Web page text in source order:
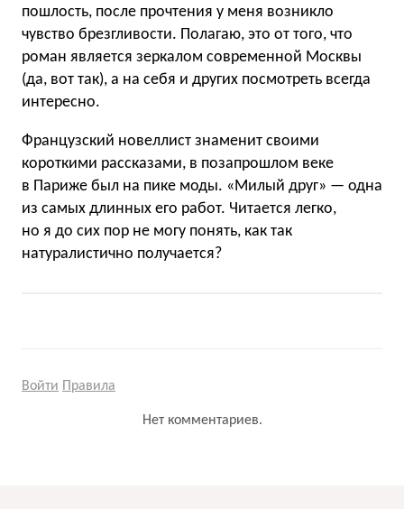
пошлость, после прочтения у меня возникло
чувство брезгливости. Полагаю, это от того, что
роман является зеркалом современной Москвы
(да, вот так), а на себя и других посмотреть всегда
интересно.
Французский новеллист знаменит своими
короткими рассказами, в позапрошлом веке
в Париже был на пике моды. «Милый друг» — одна
из самых длинных его работ. Читается легко,
но я до сих пор не могу понять, как так
натуралистично получается?
Войти Правила
Нет комментариев.